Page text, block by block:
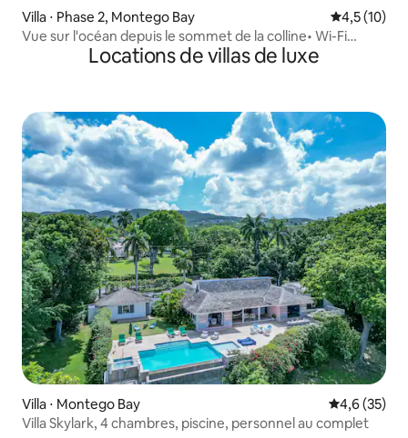
Villa ⋅ Phase 2, Montego Bay Évaluation
4,5 (10)
Vue sur l'océan depuis le sommet de la colline• Wi-Fi
500 Mbit/s• Cuisine complète
Locations de villas de luxe
Villa ⋅ Montego Bay Évaluation
4,6 (35)
Villa Skylark, 4 chambres, piscine, personnel au complet